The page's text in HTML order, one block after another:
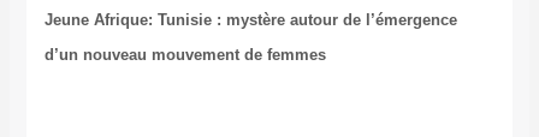
Jeune Afrique: Tunisie : mystère autour de l’émergence
d’un nouveau mouvement de femmes